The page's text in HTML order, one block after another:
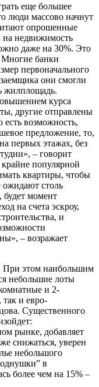
еще большее
люди массово начнут
опрошенные
недвижимость
даже на 30%. Это
Многие банки
первоначального
они смогли
жилплощадь.
курса
другие отправлены
возможность,
предложение, то,
первых этажах, без
– говорит
популярной
квартиры, чтобы
ожидают столь
момент
на счета эскроу,
и
– возражает
При этом наибольшим
небольшие лоты
и 2-
так и евро-
Существенного
рынке, добавляет
снижаться, уверен
небольшого
в
более чем на 15% –